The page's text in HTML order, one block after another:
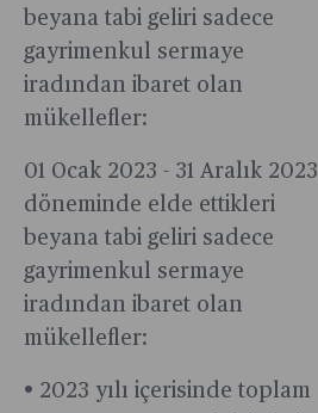
beyana tabi geliri sadece
gayrimenkul sermaye
iradından ibaret olan
mükellefler:
01 Ocak 2023 - 31 Aralık 2023
döneminde elde ettikleri
beyana tabi geliri sadece
gayrimenkul sermaye
iradından ibaret olan
mükellefler:
• 2023 yılı içerisinde toplam